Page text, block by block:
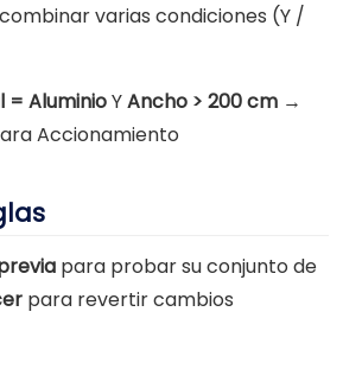
varias condiciones (Y /
= AluminioYAncho > 200 cm →
Accionamiento
para probar su conjunto de
para revertir cambios